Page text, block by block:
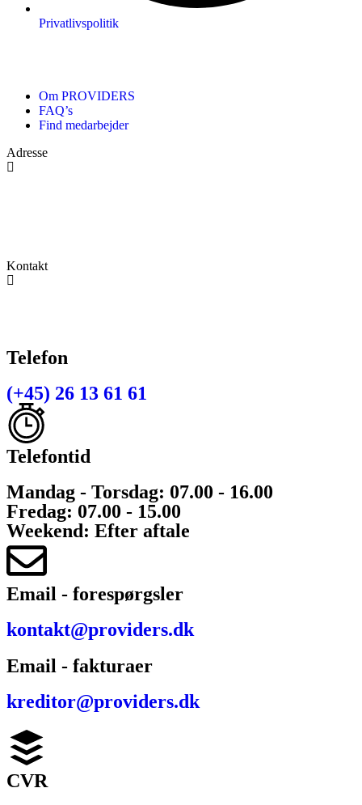
Privatlivspolitik
Om PROVIDERS
FAQ’s
Find medarbejder
Adresse
Kontakt
Telefon
(+45) 26 13 61 61
Telefontid
Mandag - Torsdag: 07.00 - 16.00
Fredag: 07.00 - 15.00
Weekend: Efter aftale
Email - forespørgsler
kontakt@providers.dk
Email - fakturaer
kreditor@providers.dk
CVR